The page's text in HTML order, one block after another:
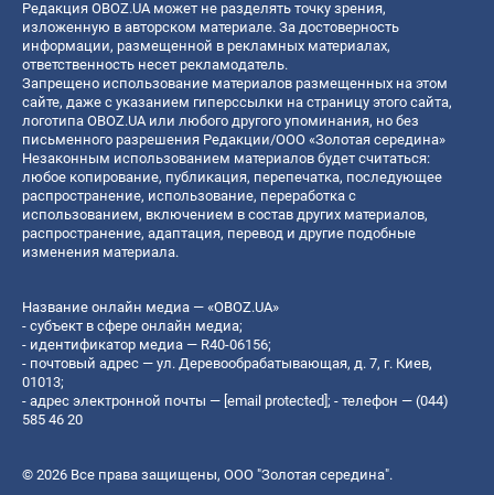
Редакция OBOZ.UA может не разделять точку зрения,
изложенную в авторском материале. За достоверность
информации, размещенной в рекламных материалах,
ответственность несет рекламодатель.
Запрещено использование материалов размещенных на этом
сайте, даже с указанием гиперссылки на страницу этого сайта,
логотипа OBOZ.UA или любого другого упоминания, но без
письменного разрешения Редакции/ООО «Золотая середина»
Незаконным использованием материалов будет считаться:
любое копирование, публикация, перепечатка, последующее
распространение, использование, переработка с
использованием, включением в состав других материалов,
распространение, адаптация, перевод и другие подобные
изменения материала.
Название онлайн медиа — «OBOZ.UA»
- субъект в сфере онлайн медиа;
- идентификатор медиа — R40-06156;
- почтовый адрес — ул. Деревообрабатывающая, д. 7, г. Киев,
01013;
- адрес электронной почты — [email protected]; - телефон — (044)
585 46 20
© 2026 Все права защищены, ООО "Золотая середина".